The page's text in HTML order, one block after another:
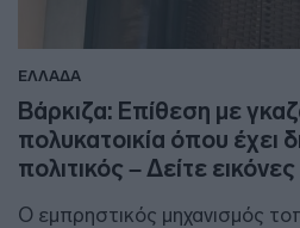
ΕΛΛΑΔΑ
Βάρκιζα: Επίθεση με
πολυκατοικία όπου έχει
πολιτικός – Δείτε εικόνες
Ο εμπρηστικός μηχανισμός